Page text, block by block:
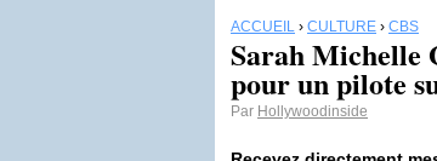
ACCUEIL › CULTURE › CBS
Sarah Michelle
pour un pilote
Par Hollywoodinside